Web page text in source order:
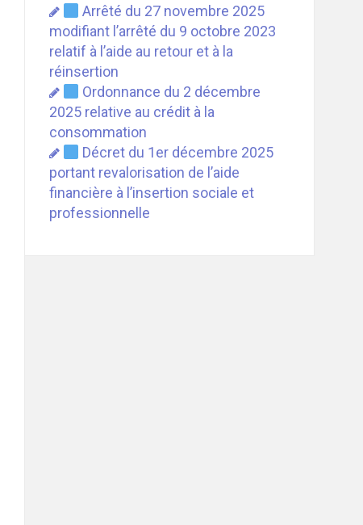
Arrêté du 27 novembre 2025
modifiant l’arrêté du 9 octobre 2023
relatif à l’aide au retour et à la
réinsertion
Ordonnance du 2 décembre
2025 relative au crédit à la
consommation
Décret du 1er décembre 2025
portant revalorisation de l’aide
financière à l’insertion sociale et
professionnelle